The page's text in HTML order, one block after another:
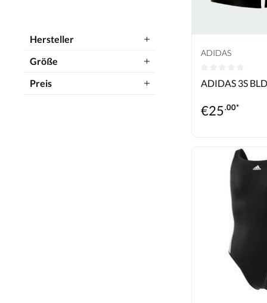
Hersteller
Größe
Preis
ADIDAS
ADIDAS 3S
€25.00*